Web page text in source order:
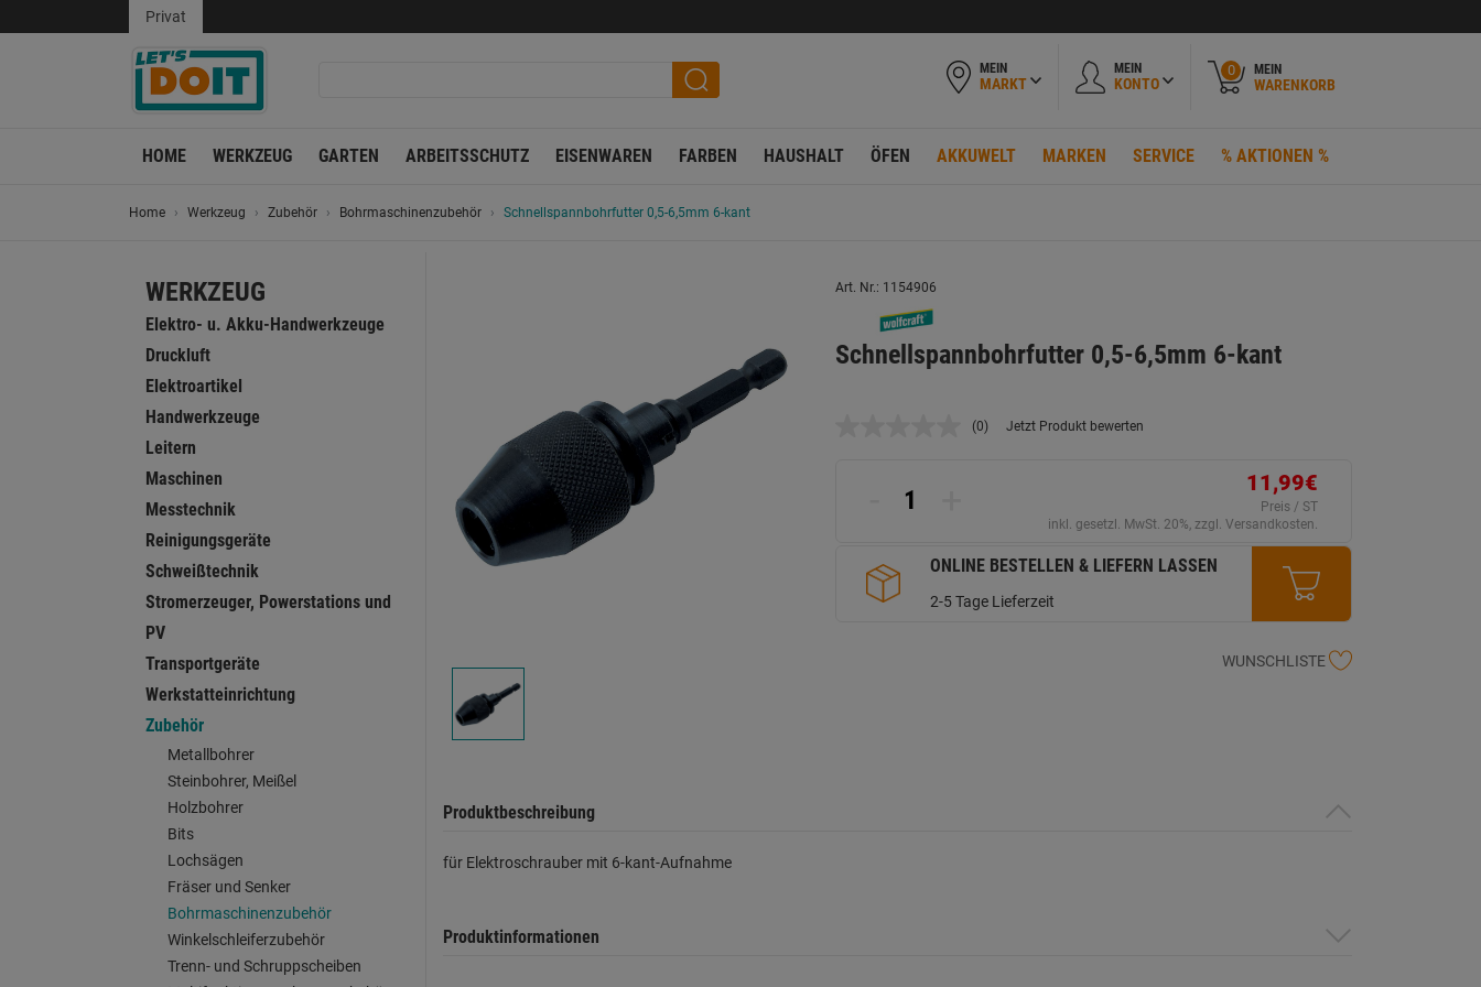
Privat
MEIN
MARKT
MEIN
KONTO
0 MEIN
WARENKORB
HOME WERKZEUG GARTEN ARBEITSSCHUTZ EISENWAREN FARBEN HAUSHALT ÖFEN AKKUWELT MARKEN SERVICE % AKTIONEN %
Home Werkzeug Zubehör Bohrmaschinenzubehör Schnellspannbohrfutter 0,5-6,5mm 6-kant
WERKZEUG
Elektro- u. Akku-Handwerkzeuge
Druckluft
Elektroartikel
Handwerkzeuge
Leitern
Maschinen
Messtechnik
Reinigungsgeräte
Schweißtechnik
Stromerzeuger, Powerstations und
PV
Transportgeräte
Werkstatteinrichtung
Zubehör
Metallbohrer
Steinbohrer, Meißel
Holzbohrer
Bits
Lochsägen
Fräser und Senker
Bohrmaschinenzubehör
Winkelschleiferzubehör
Trenn- und Schruppscheiben
Art. Nr.: 1154906
Schnellspannbohrfutter 0,5-6,5mm 6-kant
Kein
(0) Jetzt Produkt bewerten
11,99€
Preis / ST
inkl. gesetzl. MwSt. 20%, zzgl. Versandkosten.
ONLINE BESTELLEN & LIEFERN LASSEN
2-5 Tage Lieferzeit
WUNSCHLISTE
Produktbeschreibung
für Elektroschrauber mit 6-kant-Aufnahme
Produktinformationen